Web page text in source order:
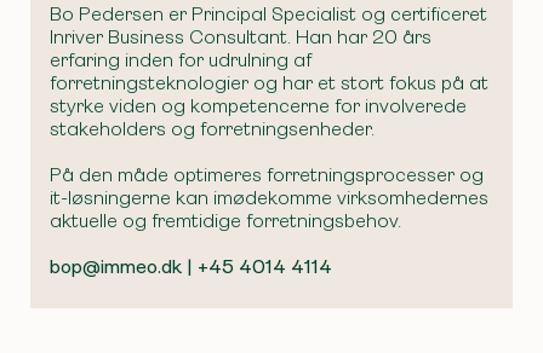
Bo Pedersen er Principal Specialist og certificeret
Inriver Business Consultant. Han har 20 års
erfaring inden for udrulning af
forretningsteknologier og har et stort fokus på at
styrke viden og kompetencerne for involverede
stakeholders og forretningsenheder.
På den måde optimeres forretningsprocesser og
it-løsningerne kan imødekomme virksomhedernes
aktuelle og fremtidige forretningsbehov.
bop@immeo.dk | +45 4014 4114